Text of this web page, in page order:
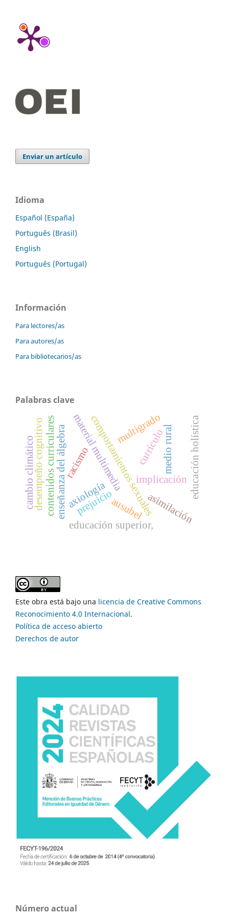
Enviar un artículo
Idioma
Español (España)
Português (Brasil)
English
Português (Portugal)
Información
Para lectores/as
Para autores/as
Para bibliotecarios/as
Palabras clave
currículo
implicación
axiología
material multimedia
enseñanza del álgebra comportamientos sexuales educación holística
contenidos curriculares
educación superior,
desempeño cognitivo asimilación
racismo
prejuicioausubel
medio rural
cambio climático
multigrado
Este obra está bajo una licencia de Creative Commons
Reconocimiento 4.0 Internacional.
Política de acceso abierto
Derechos de autor
Número actual